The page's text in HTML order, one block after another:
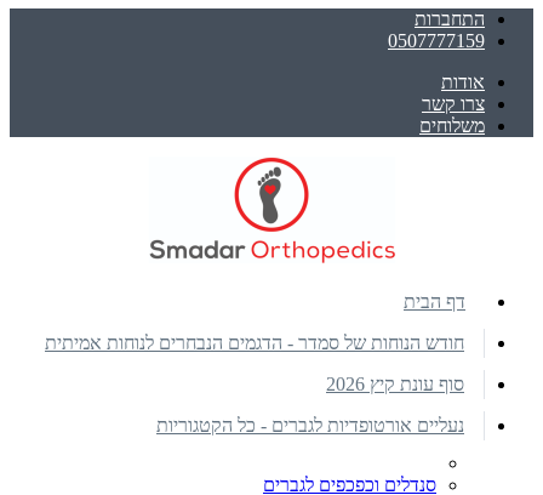
התחברות
0507777159
אודות
צרו קשר
משלוחים
דף הבית
חודש הנוחות של סמדר - הדגמים הנבחרים לנוחות אמיתית
סוף עונת קיץ 2026
נעליים אורטופדיות לגברים - כל הקטגוריות
סנדלים וכפכפים לגברים